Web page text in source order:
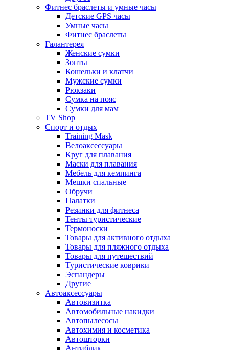
Фитнес браслеты и умные часы
Детские GPS часы
Умные часы
Фитнес браслеты
Галантерея
Женские сумки
Зонты
Кошельки и клатчи
Мужские сумки
Рюкзаки
Сумка на пояс
Сумки для мам
TV Shop
Спорт и отдых
Training Mask
Велоаксессуары
Круг для плавания
Маски для плавания
Мебель для кемпинга
Мешки спальные
Обручи
Палатки
Резинки для фитнеса
Тенты туристические
Термоноски
Товары для активного отдыха
Товары для пляжного отдыха
Товары для путешествий
Туристические коврики
Эспандеры
Другие
Автоаксессуары
Автовизитка
Автомобильные накидки
Автопылесосы
Автохимия и косметика
Автошторки
Антиблик